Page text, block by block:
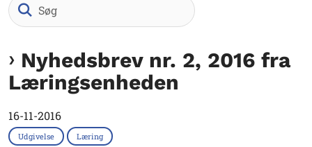
Nyhedsbrev nr. 2, 2016 fra
Læringsenheden
16-11-2016
Udgivelse Læring